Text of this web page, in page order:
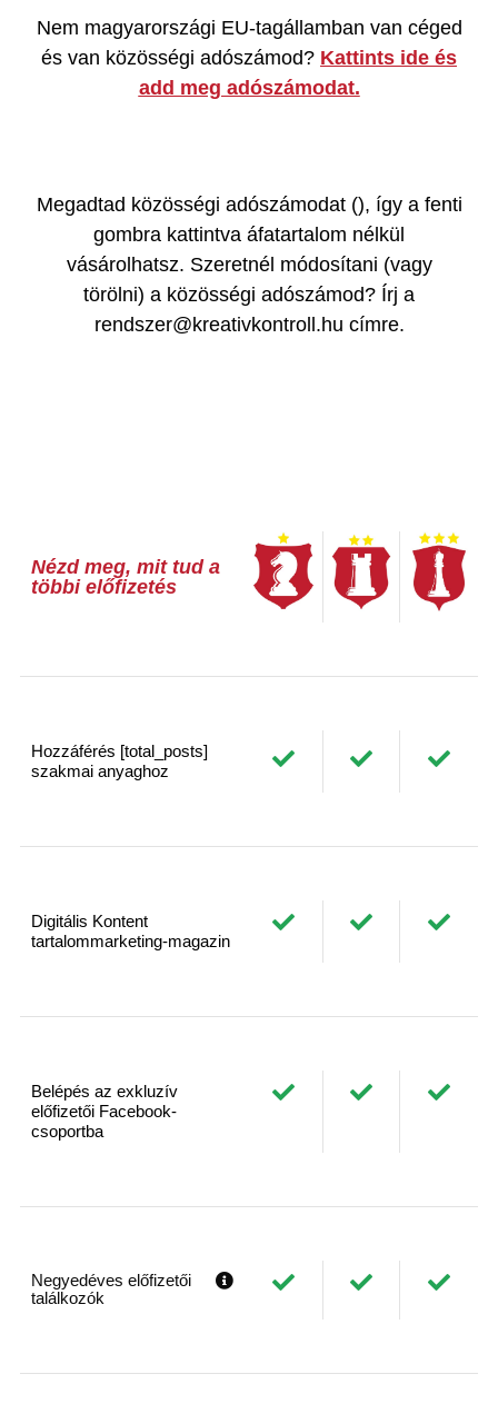
Nem magyarországi EU-tagállamban van céged
és van közösségi adószámod? Kattints ide és
add meg adószámodat.
Megadtad közösségi adószámodat (), így a fenti
gombra kattintva áfatartalom nélkül
vásárolhatsz. Szeretnél módosítani (vagy
törölni) a közösségi adószámod? Írj a
rendszer@kreativkontroll.hu címre.
Nézd meg, mit tud a
többi előfizetés
Hozzáférés [total_posts]
szakmai anyaghoz
Digitális Kontent
tartalommarketing-magazin
Belépés az exkluzív
előfizetői Facebook-
csoportba
Negyedéves előfizetői
találkozók